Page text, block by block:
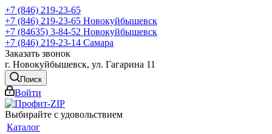
+7 (846) 219-23-65
+7 (846) 219-23-65 Новокуйбышевск
+7 (84635) 3-84-52 Новокуйбышевск
+7 (846) 219-23-14 Самара
Заказать звонок
г. Новокуйбышевск, ул. Гагарина 11
Поиск
Войти
Выбирайте с удовольствием
Каталог